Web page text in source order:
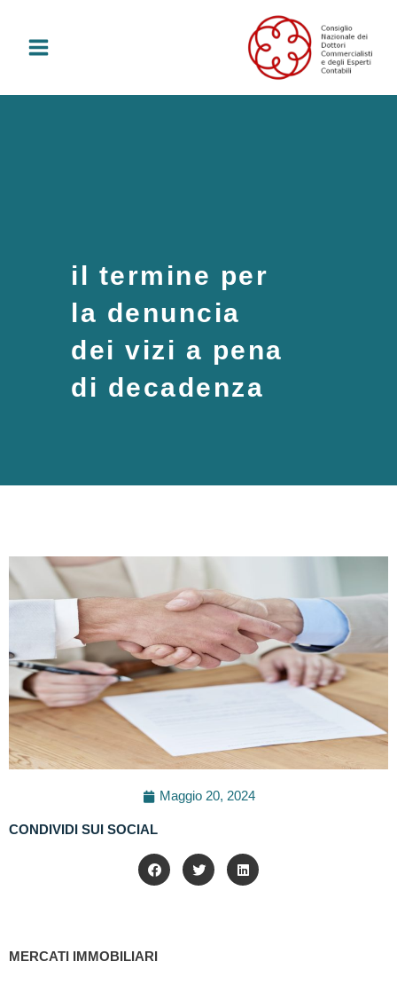
contenuto
il termine per
la denuncia
dei vizi a pena
di decadenza
Maggio 20, 2024
CONDIVIDI SUI SOCIAL
MERCATI IMMOBILIARI